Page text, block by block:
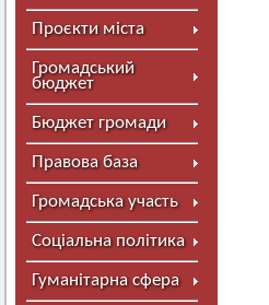
Проєкти міста
Громадський
бюджет
Бюджет громади
Правова база
Громадська участь
Соціальна політика
Гуманітарна сфера